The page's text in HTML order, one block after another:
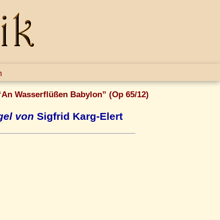
Wasserflüßen Babylon” (Op 65/12)
von Sigfrid Karg-Elert